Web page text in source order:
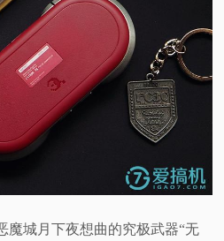
魔城月下夜想曲的究极武器“无